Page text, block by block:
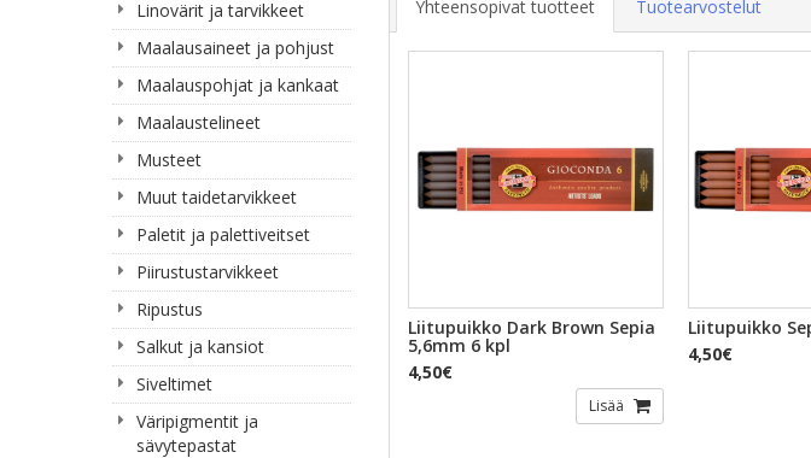
Linovärit ja tarvikkeet
Maalausaineet ja pohjust
Maalauspohjat ja kankaat
Maalaustelineet
Musteet
Muut taidetarvikkeet
Paletit ja palettiveitset
Piirustustarvikkeet
Ripustus
Salkut ja kansiot
Siveltimet
Väripigmentit ja
sävytepastat
Yhteensopivat tuotteet Tuotearvostelut
Liitupuikko Dark Brown Sepia
5,6mm 6 kpl
4,50€
Lisää
Liitupuikko
4,50€